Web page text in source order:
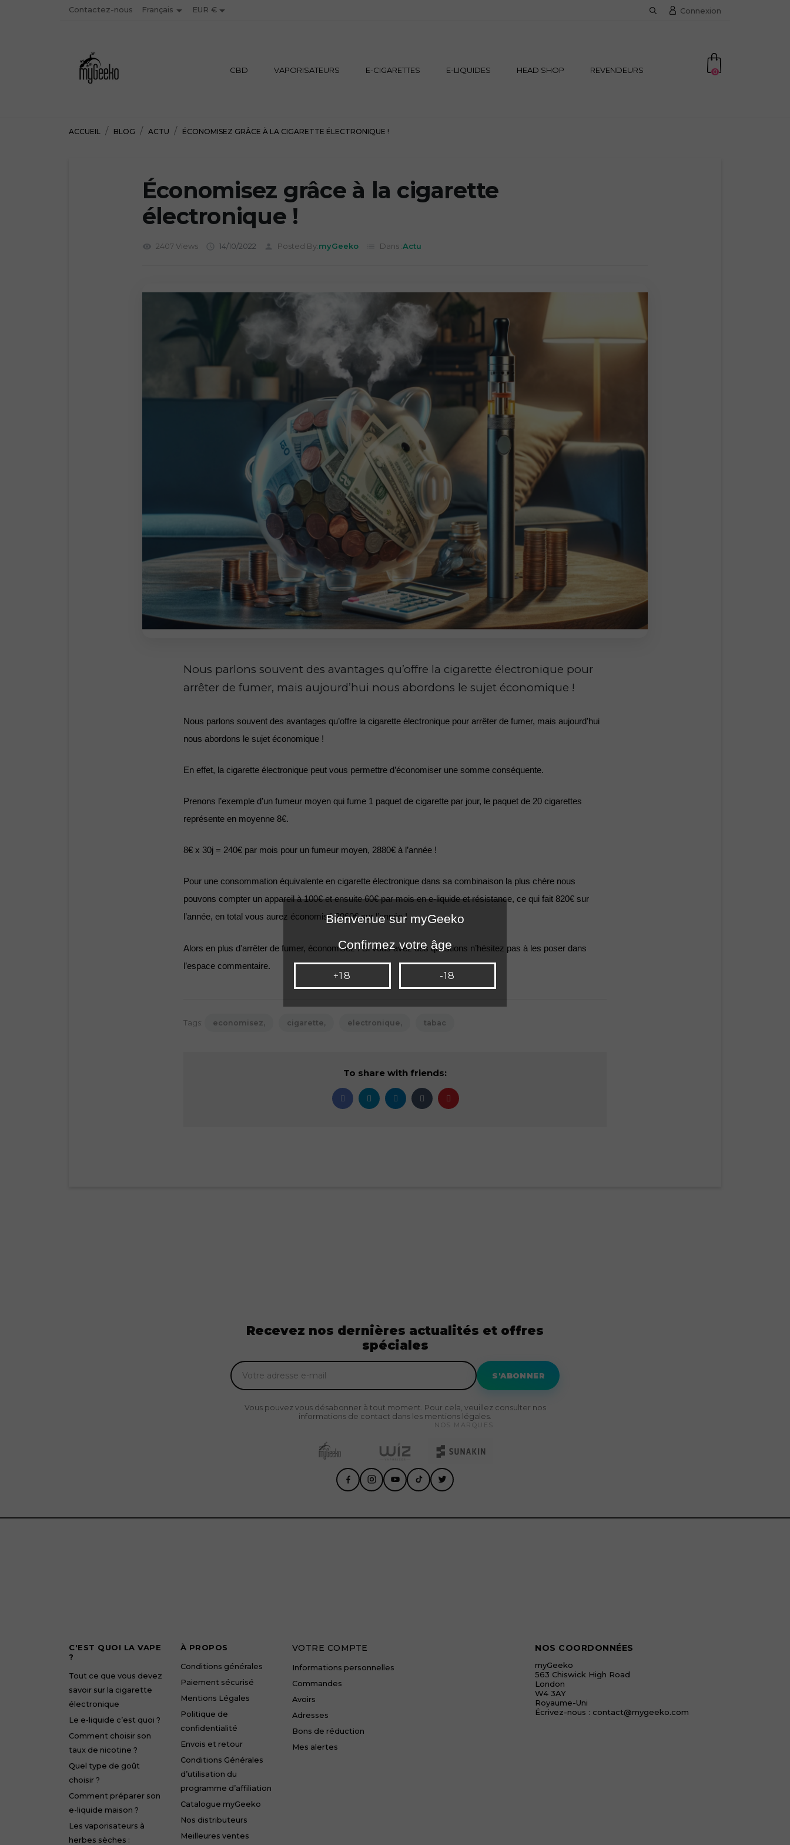
Contactez-nous Français EUR € Connexion
CBD VAPORISATEURS E-CIGARETTES E-LIQUIDES HEAD SHOP REVENDEURS 0
ACCUEIL BLOG ACTU ÉCONOMISEZ GRÂCE À LA CIGARETTE ÉLECTRONIQUE !
Économisez grâce à la cigarette
électronique !
visibility 2407 Views  14/10/2022 person Posted By:myGeeko list Dans :Actu
Nous parlons souvent des avantages qu’offre la cigarette électronique pour
arrêter de fumer, mais aujourd’hui nous abordons le sujet économique !
Nous parlons souvent des avantages qu’offre la cigarette électronique pour arrêter de fumer, mais aujourd’hui
nous abordons le sujet économique !
En effet, la cigarette électronique peut vous permettre d’économiser une somme conséquente.
Prenons l’exemple d’un fumeur moyen qui fume 1 paquet de cigarette par jour, le paquet de 20 cigarettes
représente en moyenne 8€.
8€ x 30j = 240€ par mois pour un fumeur moyen, 2880€ à l’année !
Pour une consommation équivalente en cigarette électronique dans sa combinaison la plus chère nous
pouvons compter un appareil à 100€ et ensuite 60€ par mois en e-liquide et résistance, ce qui fait 820€ sur
l’année, en total vous aurez économisé 2060€ sur l’année !
Alors en plus d'arrêter de fumer, économisez ! Si vous avez des questions n’hésitez pas à les poser dans
l’espace commentaire.
Tags: economisez cigarette electronique tabac
To share with friends:
NOS MARQUES
Recevez nos dernières actualités et offres
spéciales
S'ABONNER
Vous pouvez vous désabonner à tout moment. Pour cela, veuillez consulter nos
informations de contact dans les mentions légales.
Bienvenue sur myGeeko
Confirmez votre âge
+18 -18
C'EST QUOI LA VAPE
?
Tout ce que vous devez
savoir sur la cigarette
électronique
Le e-liquide c’est quoi ?
Comment choisir son
taux de nicotine ?
Quel type de goût
choisir ?
Comment préparer son
e-liquide maison ?
Les vaporisateurs à
herbes sèches :
À PROPOS
Conditions générales
Paiement sécurisé
Mentions Légales
Politique de
confidentialité
Envois et retour
Conditions Générales
d’utilisation du
programme d’affiliation
Catalogue myGeeko
Nos distributeurs
Meilleures ventes
VOTRE COMPTE
Informations personnelles
Commandes
Avoirs
Adresses
Bons de réduction
Mes alertes
NOS COORDONNÉES
myGeeko
563 Chiswick High Road
London
W4 3AY
Royaume-Uni
Écrivez-nous : contact@mygeeko.com